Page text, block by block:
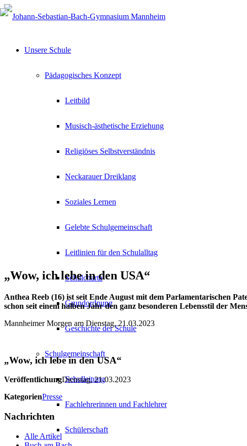
Unsere Schule
Pädagogisches Konzept
Leitbild
Musisch-ästhetische Erziehung
Religiöses Selbstverständnis
Neckarauer Dreiklang
Soziales Lernen
Gelebte Schulgemeinschaft
Leitlinien für den Schulalltag
Schulcharta
Grundordnung
Geschichte der Schule
Schulgemeinschaft
Schulleitung
Fachlehrerinnen und Fachlehrer
Schülerschaft
„Wow, ich lebe in den USA“
Anthea Reeb (16) ist seit Ende August mit dem Parlamentarischen
schon seit einem halben Jahr den ganz besonderen Lebensstil der
Mannheimer Morgen am Dienstag, 21.03.2023
„Wow, ich lebe in den USA“
VeröffentlichungDienstag, 21.03.2023
KategorienPresse
Nachrichten
Alle Artikel